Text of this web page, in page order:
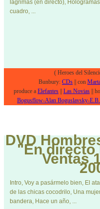
lagrimas (en directo),
cuadro, ...
( Heroes del
Bunbury: CDs || con
produce a Elefantes Las Novias ||
Bogusflow-Alan Boguslavsky-
DVD
"En directo
Ventas
Intro, Voy a pasármelo bien, El
de las chicas cocodrilo, Una
bandera, Hace un año, ...